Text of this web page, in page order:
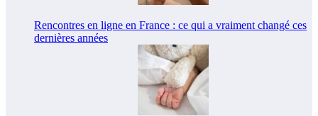
Rencontres en ligne en France : ce qui a vraiment changé ces
dernières années